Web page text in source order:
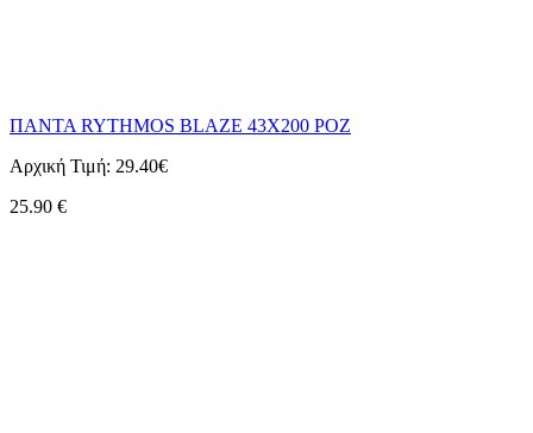
ΠΑΝΤΑ RYTHMOS BLAZE 43X200 ΡΟΖ
Αρχική Τιμή: 29.40€
25.90 €